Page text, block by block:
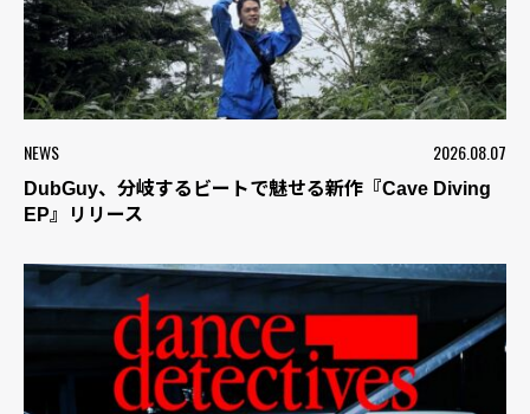
NEWS 2026.08.07
DubGuy、分岐するビートで魅せる新作『Cave Diving
EP』リリース